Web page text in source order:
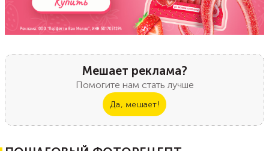
Мешает реклама?
Помогите нам стать лучше
Да, мешает!